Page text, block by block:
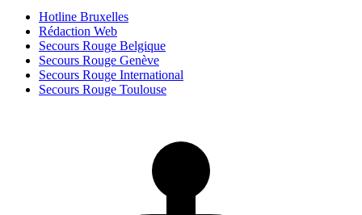
Hotline Bruxelles
Rédaction Web
Secours Rouge Belgique
Secours Rouge Genève
Secours Rouge International
Secours Rouge Toulouse